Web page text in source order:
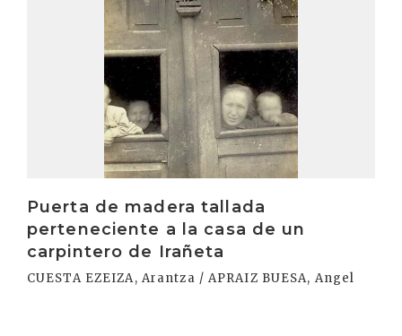
Puerta de madera tallada
perteneciente a la casa de un
carpintero de Irañeta
CUESTA EZEIZA, Arantza / APRAIZ BUESA, Angel